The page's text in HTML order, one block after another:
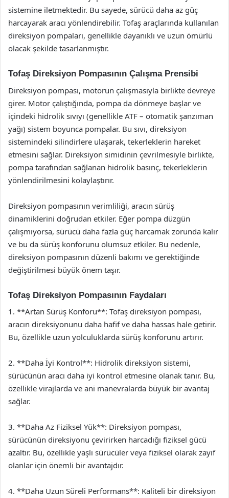
sistemine iletmektedir. Bu sayede, sürücü daha az güç
harcayarak aracı yönlendirebilir. Tofaş araçlarında kullanılan
direksiyon pompaları, genellikle dayanıklı ve uzun ömürlü
olacak şekilde tasarlanmıştır.
Tofaş Direksiyon Pompasının Çalışma Prensibi
Direksiyon pompası, motorun çalışmasıyla birlikte devreye
girer. Motor çalıştığında, pompa da dönmeye başlar ve
içindeki hidrolik sıvıyı (genellikle ATF – otomatik şanzıman
yağı) sistem boyunca pompalar. Bu sıvı, direksiyon
sistemindeki silindirlere ulaşarak, tekerleklerin hareket
etmesini sağlar. Direksiyon simidinin çevrilmesiyle birlikte,
pompa tarafından sağlanan hidrolik basınç, tekerleklerin
yönlendirilmesini kolaylaştırır.
Direksiyon pompasının verimliliği, aracın sürüş
dinamiklerini doğrudan etkiler. Eğer pompa düzgün
çalışmıyorsa, sürücü daha fazla güç harcamak zorunda kalır
ve bu da sürüş konforunu olumsuz etkiler. Bu nedenle,
direksiyon pompasının düzenli bakımı ve gerektiğinde
değiştirilmesi büyük önem taşır.
Tofaş Direksiyon Pompasının Faydaları
1. **Artan Sürüş Konforu**: Tofaş direksiyon pompası,
aracın direksiyonunu daha hafif ve daha hassas hale getirir.
Bu, özellikle uzun yolculuklarda sürüş konforunu artırır.
2. **Daha İyi Kontrol**: Hidrolik direksiyon sistemi,
sürücünün aracı daha iyi kontrol etmesine olanak tanır. Bu,
özellikle virajlarda ve ani manevralarda büyük bir avantaj
sağlar.
3. **Daha Az Fiziksel Yük**: Direksiyon pompası,
sürücünün direksiyonu çevirirken harcadığı fiziksel gücü
azaltır. Bu, özellikle yaşlı sürücüler veya fiziksel olarak zayıf
olanlar için önemli bir avantajdır.
4. **Daha Uzun Süreli Performans**: Kaliteli bir direksiyon